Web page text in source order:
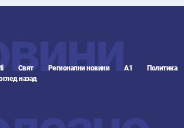
Свят Регионални новини А1 Политика
назад